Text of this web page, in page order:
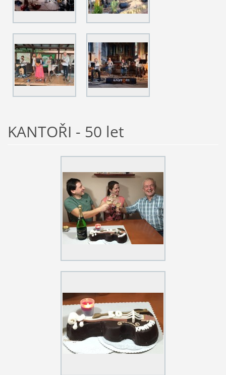
KANTOŘI - 50 let